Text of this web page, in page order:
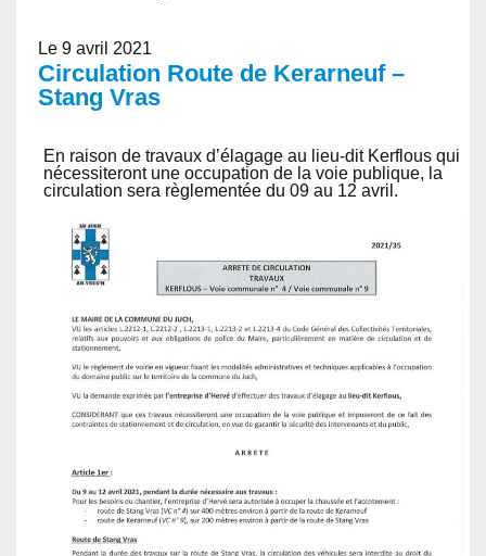
Le 9 avril 2021
Circulation Route de Kerarneuf –
Stang Vras
En raison de travaux d’élagage au lieu-dit Kerflous qui
nécessiteront une occupation de la voie publique, la
circulation sera règlementée du 09 au 12 avril.